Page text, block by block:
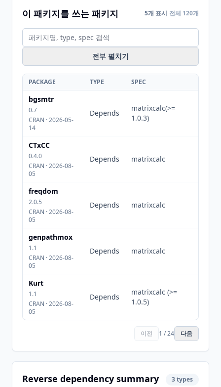
이 패키지를 쓰는 패키지 5개 표시 전체 120개
전부 펼치기
PACKAGE TYPE SPEC
bgsmtr
0.7
CRAN · 2026-05-
14
Depends
matrixcalc(>=
1.0.3)
CTxCC
0.4.0
CRAN · 2026-08-
05
Depends matrixcalc
freqdom
2.0.5
CRAN · 2026-08-
05
Depends matrixcalc
genpathmox
1.1
CRAN · 2026-08-
05
Depends matrixcalc
Kurt
1.1
CRAN · 2026-08-
05
Depends
matrixcalc (>=
1.0.5)
이전 1 / 24 다음
Reverse dependency summary 3 types